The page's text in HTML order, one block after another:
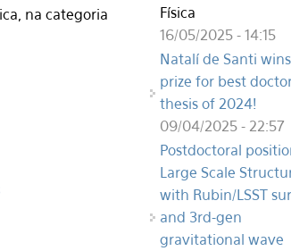
na categoria
Física
16/05/2025 - 14:15
Natalí de Santi
prize for best
thesis of 2024!
09/04/2025 - 22:57
Postdoctoral
Large Scale
with Rubin/LSST
and 3rd-gen
gravitational wave